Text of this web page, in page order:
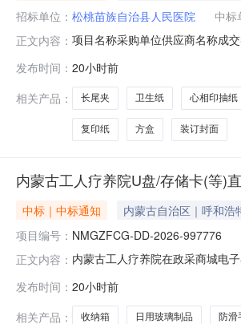
招标单位： 松桃苗族自治县人民医院 中标
正文内容： 项目名称采购单位供应商名称成
封面13.556580x80热敏收银纸佳
发布时间： 20小时前
相关产品：
长尾夹 卫生纸 心相印抽纸
复印纸 方盒 装订封面
内蒙古工人疗养院U盘/存储卡(等)
中标｜中标通知 内蒙古自治区｜呼和浩
项目编号： NMGZFCG-DD-2026-997776
正文内容： 内蒙古工人疗养院在政采商城电
蒙古芒格商贸有限公司成交时间
发布时间： 20小时前
相关产品：
收纳箱 日用玻璃制品 防滑